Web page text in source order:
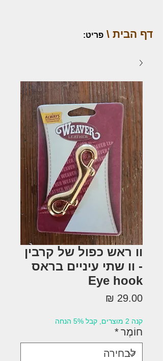
דף הבית \ פריט:
וו ראש כפול של קרבין
- וו שתי עיניים בראס
Eye hook
קנה 2 מוצרים, קבל 5% הנחה
חוֹמֶר*